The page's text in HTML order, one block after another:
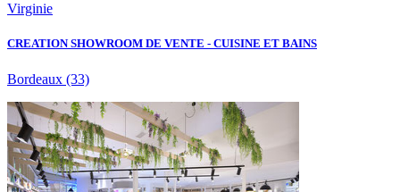
Virginie
CREATION SHOWROOM DE VENTE - CUISINE ET BAINS
Bordeaux (33)